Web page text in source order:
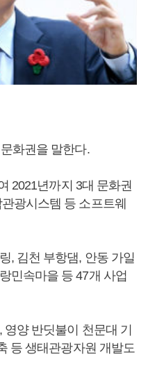
화권을 말한다.
2021년까지 3대 문화권
광시스템 등 소프트웨
, 김천 부항댐, 안동 가일
민속마을 등 47개 사업
양 반딧불이 천문대 기
등 생태관광자원 개발도